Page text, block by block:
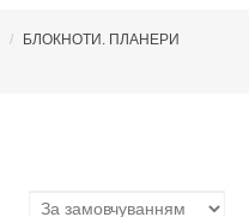
БЛОКНОТИ. ПЛАНЕРИ